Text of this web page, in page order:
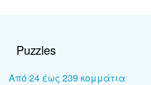
Puzzles
Από 24 έως 239 κομμάτια